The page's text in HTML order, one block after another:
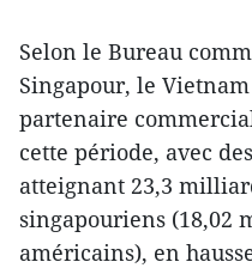
Selon le Bureau
Singapour, le
partenaire
cette période, avec
atteignant 23,3
singapouriens (18,02
américains), en